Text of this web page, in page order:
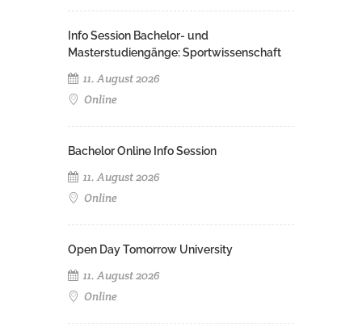
Info Session Bachelor- und
Masterstudiengänge: Sportwissenschaft
11. August 2026
Online
Bachelor Online Info Session
11. August 2026
Online
Open Day Tomorrow University
11. August 2026
Online